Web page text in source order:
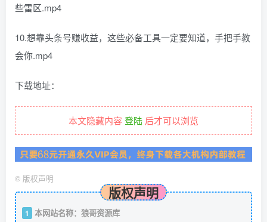
些雷区.mp4
10.想靠头条号赚收益，这些必备工具一定要知道，手把手教
会你.mp4
下载地址：
本文隐藏内容 登陆 后才可以浏览
© 版权声明
版权声明
1 本网站名称：狼哥资源库